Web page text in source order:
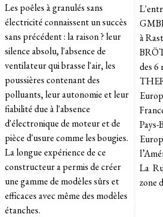
Les poêles à granulés sans
électricité connaissent un succès
sans précédent : la raison ? leur
silence absolu, l'absence de
ventilateur qui brasse l'air, les
poussières contenant des
polluants, leur autonomie et leur
fiabilité due à l'absence
d'électronique de moteur et de
pièce d'usure comme les bougies.
La longue expérience de ce
constructeur a permis de créer
une gamme de modèles sûrs et
efficaces avec même des modèles
étanches.
à
des 6
Pays-
La
zone